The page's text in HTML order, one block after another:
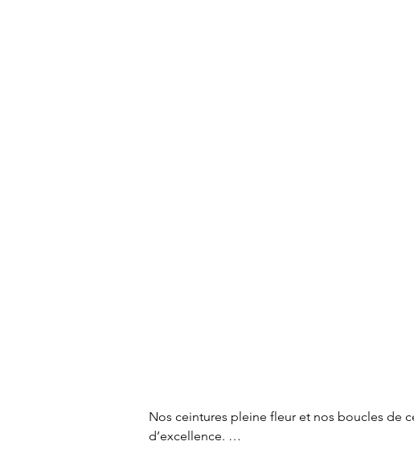
Nos ceintures pleine fleur et nos boucles de
d’excellence.